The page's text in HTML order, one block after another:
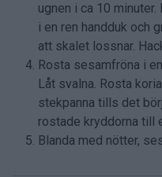
ugnen i ca 10
i en ren handduk och
att skalet lossnar.
Rosta sesamfröna i
Låt svalna. Rosta
stekpanna tills det
rostade kryddorna till
Blanda med nötter,